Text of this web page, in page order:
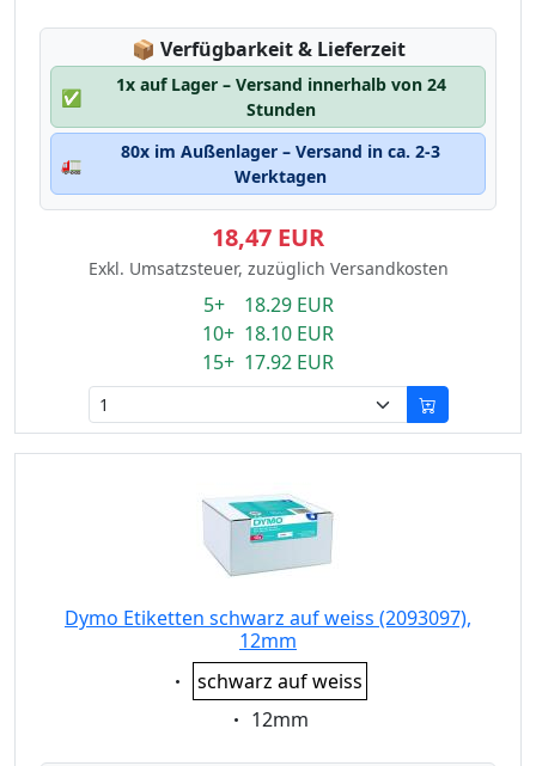
📦 Lagerstatus:
Verfügbarkeit & Lieferzeit
✅
1x auf Lager – Versand innerhalb von 24
Stunden
🚛
80x im Außenlager – Versand in ca. 2-3
Werktagen
18,47 EUR
Exkl. Umsatzsteuer, zuzüglich Versandkosten
5+ 18.29 EUR
10+ 18.10 EUR
15+ 17.92 EUR
Dymo Etiketten schwarz auf weiss (2093097),
12mm
Eigenschaft:
schwarz auf weiss
Eigenschaft:
12mm